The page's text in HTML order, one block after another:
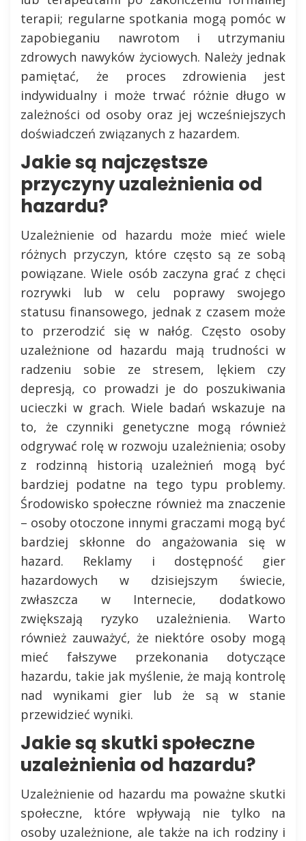
terapii; regularne spotkania mogą pomóc w
zapobieganiu nawrotom i utrzymaniu
zdrowych nawyków życiowych. Należy jednak
pamiętać, że proces zdrowienia jest
indywidualny i może trwać różnie długo w
zależności od osoby oraz jej wcześniejszych
doświadczeń związanych z hazardem.
Jakie są najczęstsze
przyczyny uzależnienia od
hazardu?
Uzależnienie od hazardu może mieć wiele
różnych przyczyn, które często są ze sobą
powiązane. Wiele osób zaczyna grać z chęci
rozrywki lub w celu poprawy swojego
statusu finansowego, jednak z czasem może
to przerodzić się w nałóg. Często osoby
uzależnione od hazardu mają trudności w
radzeniu sobie ze stresem, lękiem czy
depresją, co prowadzi je do poszukiwania
ucieczki w grach. Wiele badań wskazuje na
to, że czynniki genetyczne mogą również
odgrywać rolę w rozwoju uzależnienia; osoby
z rodzinną historią uzależnień mogą być
bardziej podatne na tego typu problemy.
Środowisko społeczne również ma znaczenie
– osoby otoczone innymi graczami mogą być
bardziej skłonne do angażowania się w
hazard. Reklamy i dostępność gier
hazardowych w dzisiejszym świecie,
zwłaszcza w Internecie, dodatkowo
zwiększają ryzyko uzależnienia. Warto
również zauważyć, że niektóre osoby mogą
mieć fałszywe przekonania dotyczące
hazardu, takie jak myślenie, że mają kontrolę
nad wynikami gier lub że są w stanie
przewidzieć wyniki.
Jakie są skutki społeczne
uzależnienia od hazardu?
Uzależnienie od hazardu ma poważne skutki
społeczne, które wpływają nie tylko na
osoby uzależnione, ale także na ich rodziny i